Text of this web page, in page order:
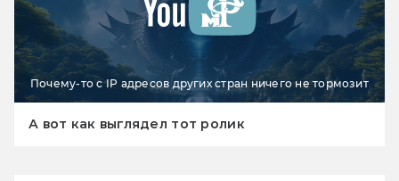
Почему-то с IP адресов других стран ничего не тормозит
А вот как выглядел тот ролик